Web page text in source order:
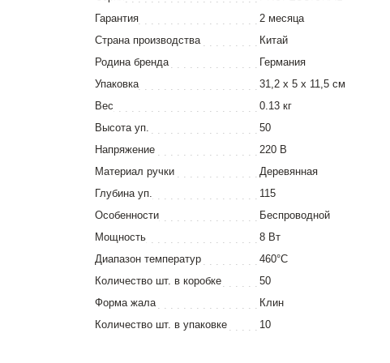
Гарантия
2 месяца
Страна производства
Китай
Родина бренда
Германия
Упаковка
31,2 x 5 x 11,5 см
Вес
0.13 кг
Высота уп.
50
Напряжение
220 В
Материал ручки
Деревянная
Глубина уп.
115
Особенности
Беспроводной
Мощность
8 Вт
Диапазон температур
460°C
Количество шт. в коробке
50
Форма жала
Клин
Количество шт. в упаковке
10